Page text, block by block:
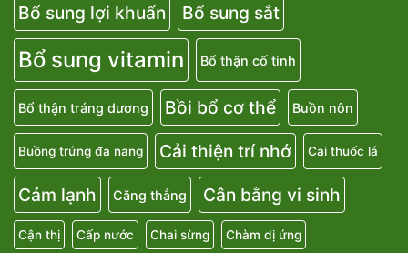
Bổ sung lợi khuẩn Bổ sung sắt
Bổ sung vitamin Bổ thận cố tinh
Bổ thận tráng dương Bồi bổ cơ thể Buồn nôn
Buồng trứng đa nang Cải thiện trí nhớ Cai thuốc lá
Cảm lạnh Căng thẳng Cân bằng vi sinh
Cận thị Cấp nước Chai sừng Chàm dị ứng